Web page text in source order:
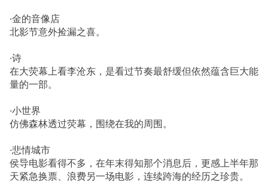
·金的音像店
北影节意外捡漏之喜。
·诗
在大荧幕上看李沧东，是看过节奏最舒缓但依然蕴含巨大能
量的一部。
·小世界
仿佛森林透过荧幕，围绕在我的周围。
·悲情城市
侯导电影看得不多，在年末得知那个消息后，更感上半年那
天紧急换票、浪费另一场电影，连续跨海的经历之珍贵。